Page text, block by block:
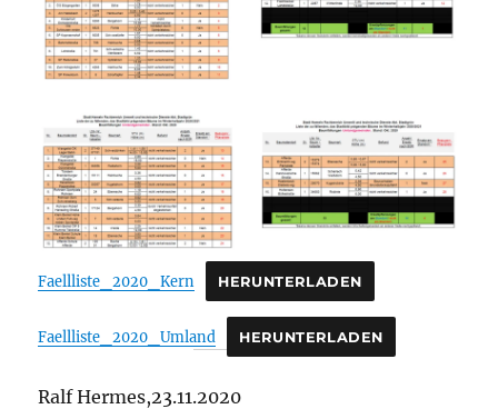
Faellliste_2020_Kern HERUNTERLADEN
Faellliste_2020_Umland HERUNTERLADEN
Ralf Hermes,23.11.2020